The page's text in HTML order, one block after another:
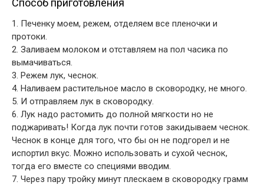
Способ приготовления
1. Печенку моем, режем, отделяем все пленочки и
протоки.
2. Заливаем молоком и отставляем на пол часика по
вымачиваться.
3. Режем лук, чеснок.
4. Наливаем растительное масло в сковородку, не много.
5. И отправляем лук в сковородку.
6. Лук надо растомить до полной мягкости но не
поджаривать! Когда лук почти готов закидываем чеснок.
Чеснок в конце для того, что бы он не подгорел и не
испортил вкус. Можно использовать и сухой чеснок,
тогда его вместе со специями вводим.
7. Через пару тройку минут плескаем в сковородку грамм